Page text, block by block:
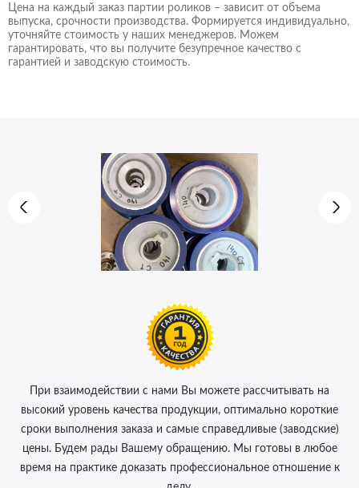
Цена на каждый заказ партии роликов – зависит от объема
выпуска, срочности производства. Формируется индивидуально,
уточняйте стоимость у наших менеджеров. Можем
гарантировать, что вы получите безупречное качество с
гарантией и заводскую стоимость.
При взаимодействии с нами Вы можете рассчитывать на
высокий уровень качества продукции, оптимально короткие
сроки выполнения заказа и самые справедливые (заводские)
цены. Будем рады Вашему обращению. Мы готовы в любое
время на практике доказать профессиональное отношение к